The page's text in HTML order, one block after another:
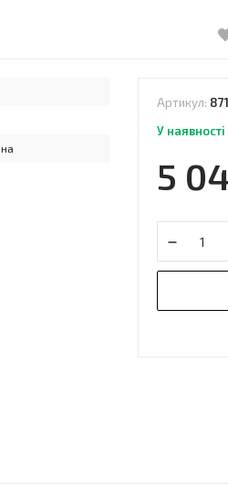
Артикул:
У наявності
5